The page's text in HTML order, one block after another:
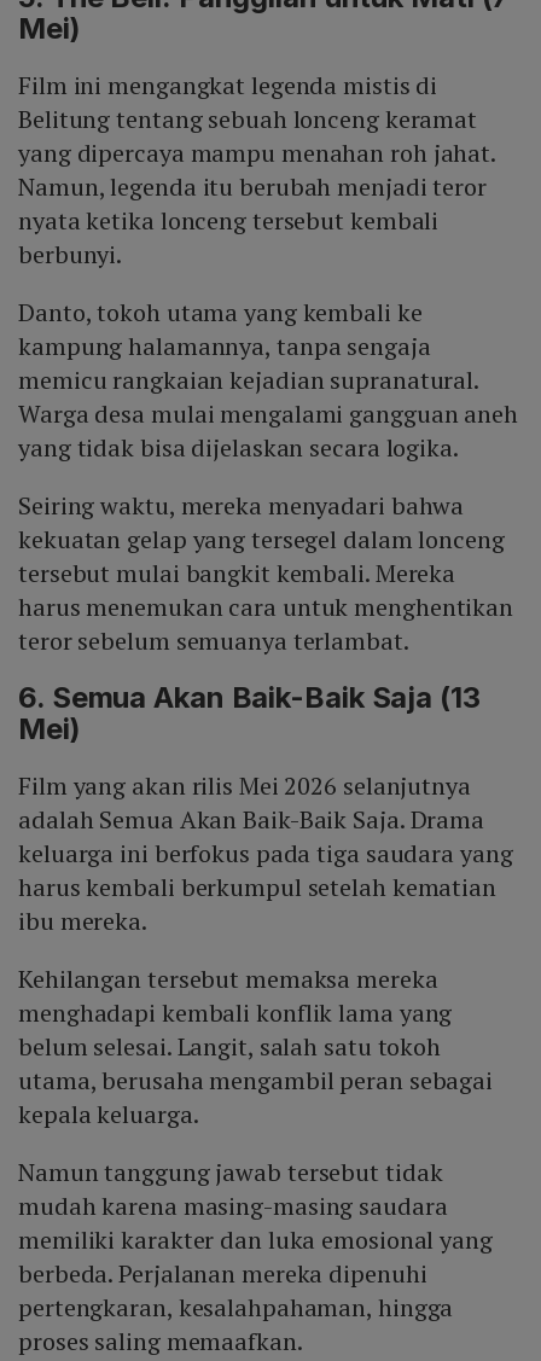
Mei)
Film ini mengangkat legenda mistis di
Belitung tentang sebuah lonceng keramat
yang dipercaya mampu menahan roh jahat.
Namun, legenda itu berubah menjadi teror
nyata ketika lonceng tersebut kembali
berbunyi.
Danto, tokoh utama yang kembali ke
kampung halamannya, tanpa sengaja
memicu rangkaian kejadian supranatural.
Warga desa mulai mengalami gangguan aneh
yang tidak bisa dijelaskan secara logika.
Seiring waktu, mereka menyadari bahwa
kekuatan gelap yang tersegel dalam lonceng
tersebut mulai bangkit kembali. Mereka
harus menemukan cara untuk menghentikan
teror sebelum semuanya terlambat.
6. Semua Akan Baik-Baik Saja (13
Mei)
Film yang akan rilis Mei 2026 selanjutnya
adalah Semua Akan Baik-Baik Saja. Drama
keluarga ini berfokus pada tiga saudara yang
harus kembali berkumpul setelah kematian
ibu mereka.
Kehilangan tersebut memaksa mereka
menghadapi kembali konflik lama yang
belum selesai. Langit, salah satu tokoh
utama, berusaha mengambil peran sebagai
kepala keluarga.
Namun tanggung jawab tersebut tidak
mudah karena masing-masing saudara
memiliki karakter dan luka emosional yang
berbeda. Perjalanan mereka dipenuhi
pertengkaran, kesalahpahaman, hingga
proses saling memaafkan.